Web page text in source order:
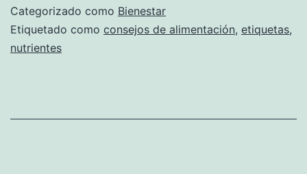
Categorizado como Bienestar
Etiquetado como consejos de alimentación, etiquetas,
nutrientes